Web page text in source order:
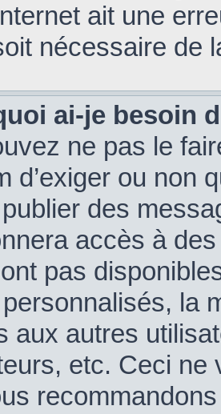
ait une
nécessaire de
ai-je besoin
ne pas le
d’exiger ou non
des
accès à
pas
la
aux autres
etc. Ceci